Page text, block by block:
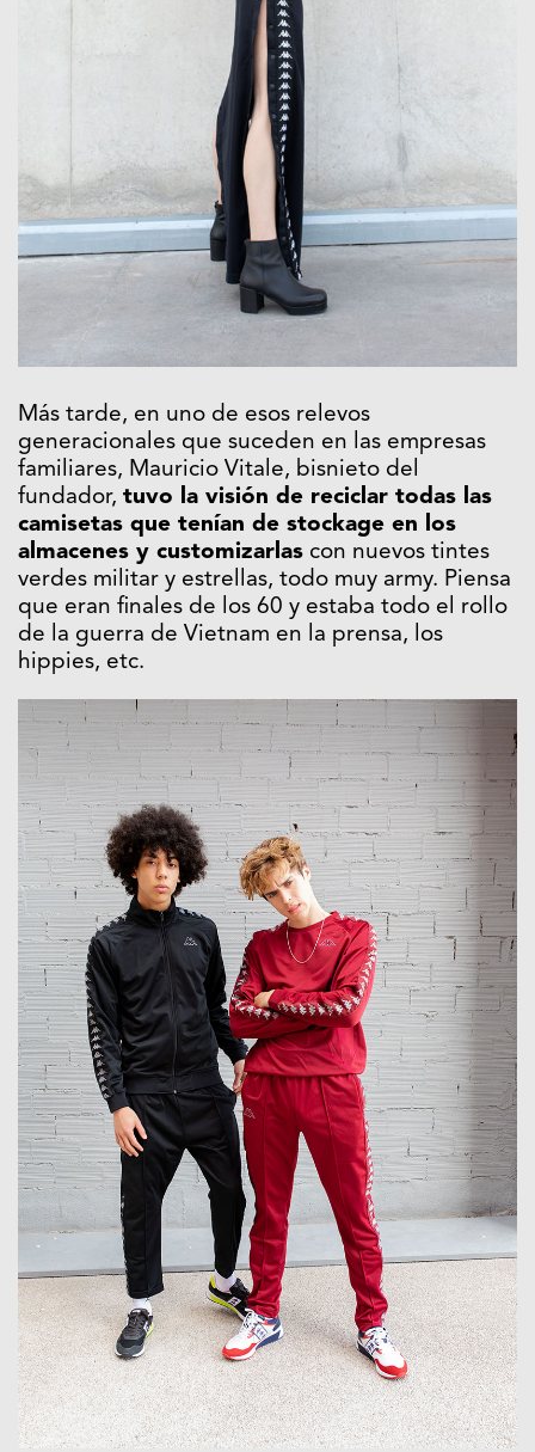
Más tarde, en uno de esos relevos
generacionales que suceden en las empresas
familiares, Mauricio Vitale, bisnieto del
fundador, tuvo la visión de reciclar todas las
camisetas que tenían de stockage en los
almacenes y customizarlas con nuevos tintes
verdes militar y estrellas, todo muy army. Piensa
que eran finales de los 60 y estaba todo el rollo
de la guerra de Vietnam en la prensa, los
hippies, etc.